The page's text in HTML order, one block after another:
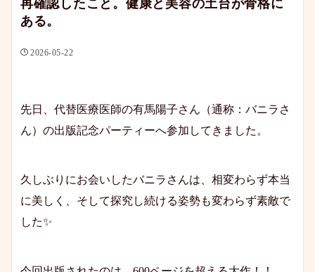
再確認したこと。健康と美容の土台が骨格に
ある。
2026-05-22
先日、代替医療医師の有馬陽子さん（通称：バニラさ
ん）の出版記念パーティーへ参加してきました。
久しぶりにお会いしたバニラさんは、相変わらず本当
に美しく、そして探究し続ける姿勢も変わらず素敵で
した✨